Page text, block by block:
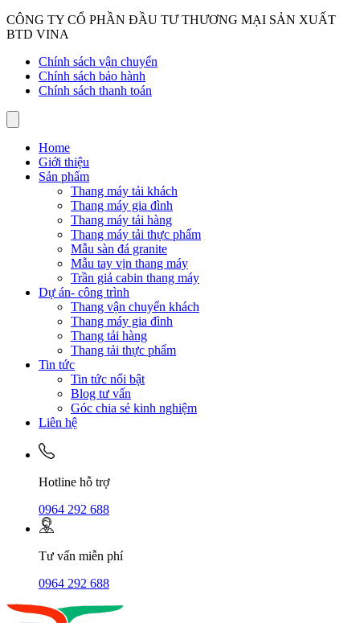
CÔNG TY CỔ PHẦN ĐẦU TƯ THƯƠNG MẠI SẢN XUẤT
BTD VINA
Chính sách vận chuyển
Chính sách bảo hành
Chính sách thanh toán
Home
Giới thiệu
Sản phẩm
Thang máy tải khách
Thang máy gia đình
Thang máy tải hàng
Thang máy tải thực phẩm
Mẫu sàn đá granite
Mẫu tay vịn thang máy
Trần giả cabin thang máy
Dự án- công trình
Thang vận chuyển khách
Thang máy gia đình
Thang tải hàng
Thang tải thực phẩm
Tin tức
Tin tức nổi bật
Blog tư vấn
Góc chia sẻ kinh nghiệm
Liên hệ
Hotline hỗ trợ
0964 292 688
Tư vấn miễn phí
0964 292 688